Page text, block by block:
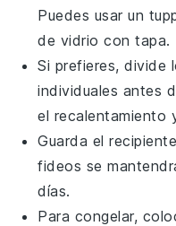
Puedes usar un
de vidrio con tapa.
Si prefieres, divide
individuales antes
el recalentamiento
Guarda el
fideos se
días.
Para congelar,